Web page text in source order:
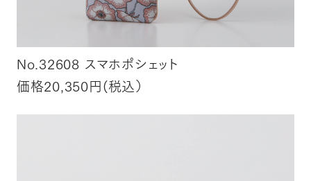
No.32608 スマホポシェット
価格20,350円(税込）